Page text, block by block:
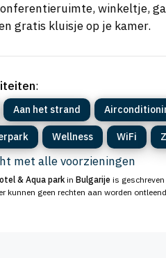
winkeltje,
gratis kluisje op je kamer.
:
Aan het strand
Wellness WiFi
met alle voorzieningen
& Aqua park in Bulgarije is
kunnen geen rechten aan worden